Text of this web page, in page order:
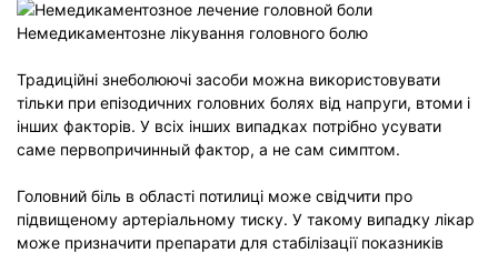
Немедикаментозне лікування головного болю
Традиційні знеболюючі засоби можна використовувати
тільки при епізодичних головних болях від напруги, втоми і
інших факторів. У всіх інших випадках потрібно усувати
саме первопричинный фактор, а не сам симптом.
Головний біль в області потилиці може свідчити про
підвищеному артеріальному тиску. У такому випадку лікар
може призначити препарати для стабілізації показників